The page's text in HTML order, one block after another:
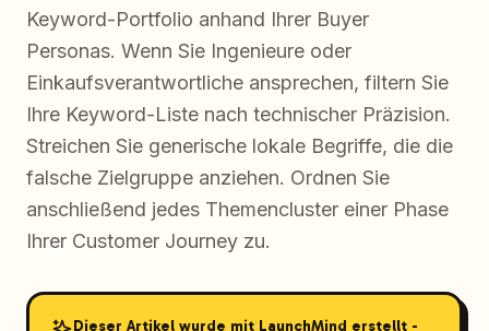
Keyword-Portfolio anhand Ihrer Buyer
Personas. Wenn Sie Ingenieure oder
Einkaufsverantwortliche ansprechen, filtern Sie
Ihre Keyword-Liste nach technischer Präzision.
Streichen Sie generische lokale Begriffe, die die
falsche Zielgruppe anziehen. Ordnen Sie
anschließend jedes Themencluster einer Phase
Ihrer Customer Journey zu.
Dieser Artikel wurde mit LaunchMind erstellt -